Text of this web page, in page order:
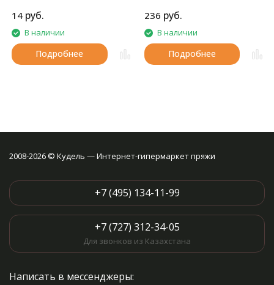
14 руб.
В наличии
Подробнее
236 руб.
В наличии
Подробнее
2008-2026 © Кудель — Интернет-гипермаркет пряжи
+7 (495) 134-11-99
+7 (727) 312-34-05
Для звонков из Казахстана
Написать в мессенджеры: